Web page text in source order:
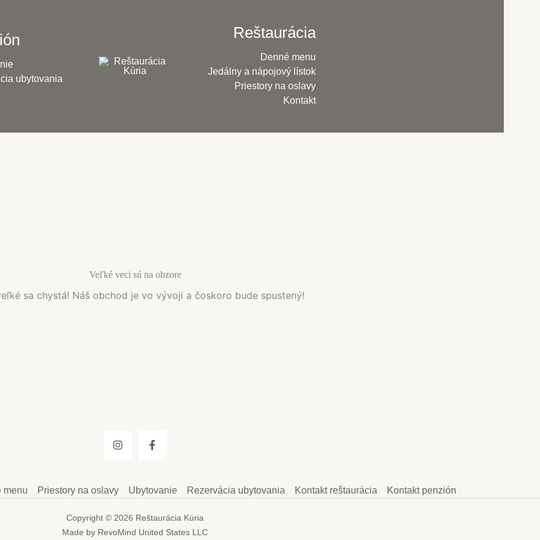
ubytovania
Reštaurácia
Denné menu
Jedálny a nápojový lístok
Priestory na oslavy
Kontakt
Veľké veci sú na obzore
sa chystá! Náš obchod je vo vývoji a čoskoro bude spustený!
menu Priestory na oslavy Ubytovanie Rezervácia ubytovania Kontakt reštaurácia Kontakt penzión
Copyright © 2026 Reštaurácia Kúria
Made by RevoMind United States LLC